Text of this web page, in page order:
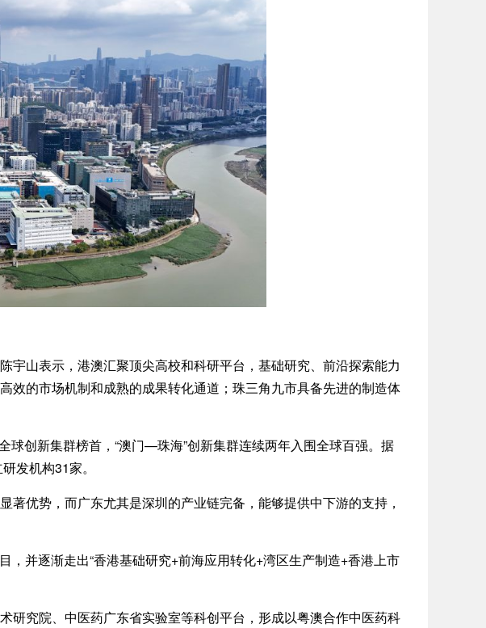
山表示，港澳汇聚顶尖高校和科研平台，基础研究、前沿探索能力
效的市场机制和成熟的成果转化通道；珠三角九市具备先进的制造体
创新集群榜首，“澳门—珠海”创新集群连续两年入围全球百强。据
发机构31家。
优势，而广东尤其是深圳的产业链完备，能够提供中下游的支持，
并逐渐走出“香港基础研究+前海应用转化+湾区生产制造+香港上市
究院、中医药广东省实验室等科创平台，形成以粤澳合作中医药科